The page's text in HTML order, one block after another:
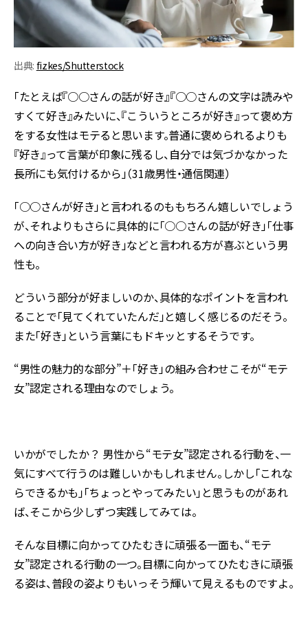
出典: fizkes/Shutterstock
「たとえば『○○さんの話が好き』『○○さんの文字は読みや
すくて好き』みたいに、『こういうところが好き』って褒め方
をする女性はモテると思います。普通に褒められるよりも
『好き』って言葉が印象に残るし、自分では気づかなかった
長所にも気付けるから」（31歳男性・通信関連）
「○○さんが好き」と言われるのももちろん嬉しいでしょう
が、それよりもさらに具体的に「○○さんの話が好き」「仕事
への向き合い方が好き」などと言われる方が喜ぶという男
性も。
どういう部分が好ましいのか、具体的なポイントを言われ
ることで「見てくれていたんだ」と嬉しく感じるのだそう。
また「好き」という言葉にもドキッとするそうです。
“男性の魅力的な部分”＋「好き」の組み合わせこそが“モテ
女”認定される理由なのでしょう。
いかがでしたか？ 男性から“モテ女”認定される行動を、一
気にすべて行うのは難しいかもしれません。しかし「これな
らできるかも」「ちょっとやってみたい」と思うものがあれ
ば、そこから少しずつ実践してみては。
そんな目標に向かってひたむきに頑張る一面も、“モテ
女”認定される行動の一つ。目標に向かってひたむきに頑張
る姿は、普段の姿よりもいっそう輝いて見えるものですよ。